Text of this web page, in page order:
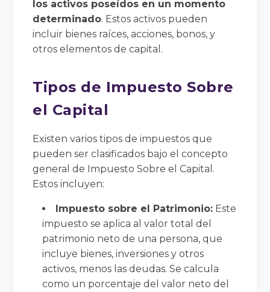
los activos poseídos en un momento
determinado. Estos activos pueden
incluir bienes raíces, acciones, bonos, y
otros elementos de capital.
Tipos de Impuesto Sobre
el Capital
Existen varios tipos de impuestos que
pueden ser clasificados bajo el concepto
general de Impuesto Sobre el Capital.
Estos incluyen:
Impuesto sobre el Patrimonio: Este
impuesto se aplica al valor total del
patrimonio neto de una persona, que
incluye bienes, inversiones y otros
activos, menos las deudas. Se calcula
como un porcentaje del valor neto del